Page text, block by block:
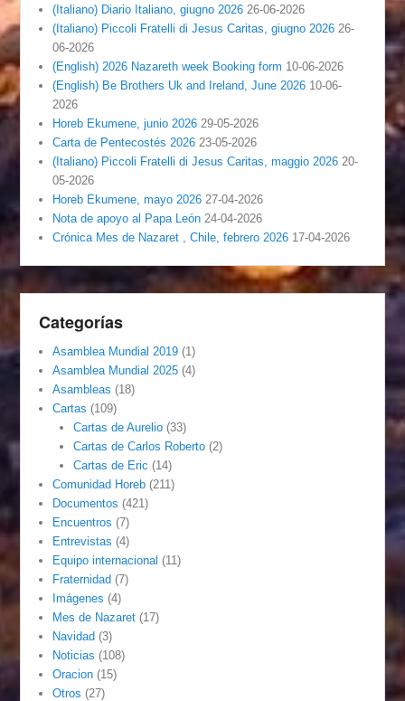
(Italiano) Diario Italiano, giugno 2026 26-06-2026
(Italiano) Piccoli Fratelli di Jesus Caritas, giugno 2026 26-
06-2026
(English) 2026 Nazareth week Booking form 10-06-2026
(English) Be Brothers Uk and Ireland, June 2026 10-06-
2026
Horeb Ekumene, junio 2026 29-05-2026
Carta de Pentecostés 2026 23-05-2026
(Italiano) Piccoli Fratelli di Jesus Caritas, maggio 2026 20-
05-2026
Horeb Ekumene, mayo 2026 27-04-2026
Nota de apoyo al Papa León 24-04-2026
Crónica Mes de Nazaret , Chile, febrero 2026 17-04-2026
Categorías
Asamblea Mundial 2019 (1)
Asamblea Mundial 2025 (4)
Asambleas (18)
Cartas (109)
Cartas de Aurelio(33)
Cartas de Carlos Roberto(2)
Cartas de Eric (14)
Comunidad Horeb (211)
Documentos (421)
Encuentros (7)
Entrevistas (4)
Equipo internacional (11)
Fraternidad (7)
Imágenes (4)
Mes de Nazaret (17)
Navidad (3)
Noticias (108)
Oracion (15)
Otros (27)